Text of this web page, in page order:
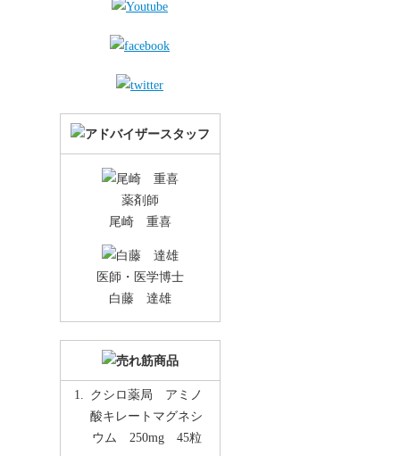
薬剤師
尾崎 重喜
医師・医学博士
白藤 達雄
クシロ薬局 アミノ
酸キレートマグネシ
ウム 250mg 45粒